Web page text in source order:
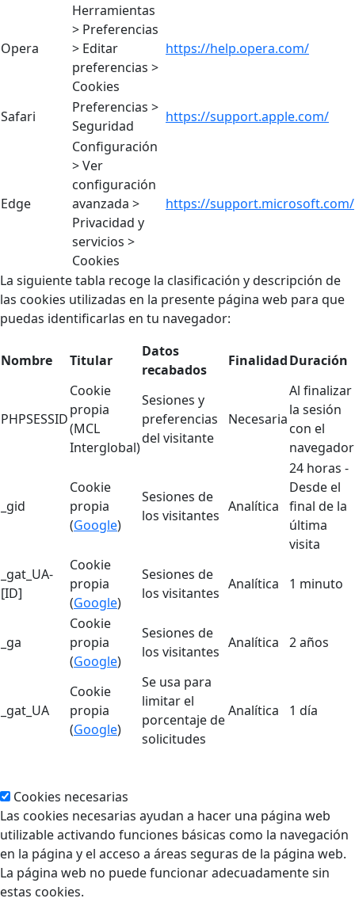
Opera
Herramientas
> Preferencias
> Editar
preferencias >
Cookies
https://help.opera.com/
Safari
Preferencias >
Seguridad
https://support.apple.com/
Edge
Configuración
> Ver
configuración
avanzada >
Privacidad y
servicios >
Cookies
https://support.microsoft.com/
La siguiente tabla recoge la clasificación y descripción de
las cookies utilizadas en la presente página web para que
puedas identificarlas en tu navegador:
Nombre Titular
Datos
recabados
FinalidadDuración
PHPSESSID
Cookie
propia
(MCL
Interglobal)
Sesiones y
preferencias
del visitante
Necesaria
Al finalizar
la sesión
con el
navegador
_gid
Cookie
propia
(Google)
Sesiones de
los visitantes
Analítica
24 horas -
Desde el
final de la
última
visita
_gat_UA-
[ID]
Cookie
propia
(Google)
Sesiones de
los visitantes
Analítica 1 minuto
_ga
Cookie
propia
(Google)
Sesiones de
los visitantes
Analítica 2 años
_gat_UA
Cookie
propia
(Google)
Se usa para
limitar el
porcentaje de
solicitudes
Analítica 1 día
Cookies necesarias
Las cookies necesarias ayudan a hacer una página web
utilizable activando funciones básicas como la navegación
en la página y el acceso a áreas seguras de la página web.
La página web no puede funcionar adecuadamente sin
estas cookies.